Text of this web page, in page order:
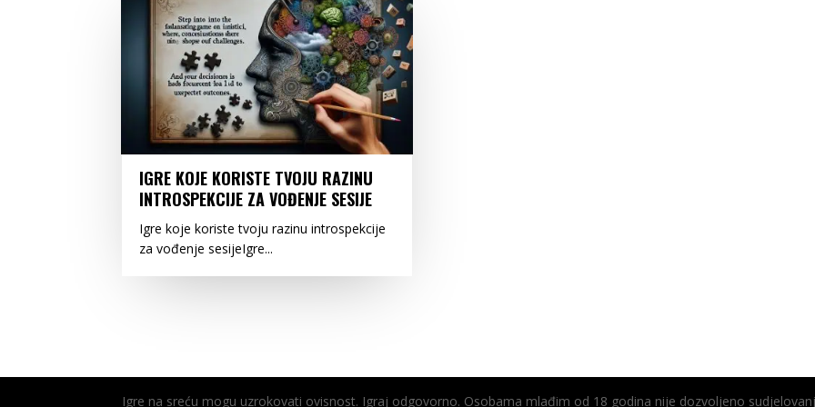
IGRE KOJE KORISTE TVOJU RAZINU
INTROSPEKCIJE ZA VOĐENJE SESIJE
Igre koje koriste tvoju razinu introspekcije
za vođenje sesijeIgre...
Igre na sreću mogu uzrokovati ovisnost. Igraj odgovorno. Osobama mlađim od 18 godina nije dozvoljeno